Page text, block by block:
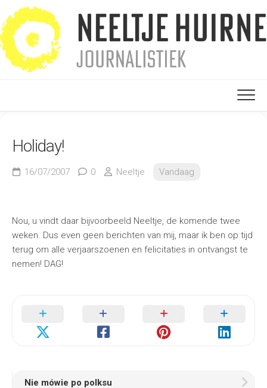
naar
de
inhoud
Holiday!
16/07/2007 0 Neeltje Vandaag
Nou, u vindt daar bijvoorbeeld Neeltje, de komende twee
weken. Dus even geen berichten van mij, maar ik ben op tijd
terug om alle verjaarszoenen en felicitaties in ontvangst te
nemen! DAG!
Nie mówie po polksu